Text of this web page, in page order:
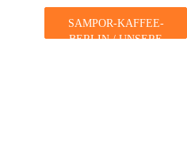
SAMPOR-KAFFEE-
BERLIN / UNSERE